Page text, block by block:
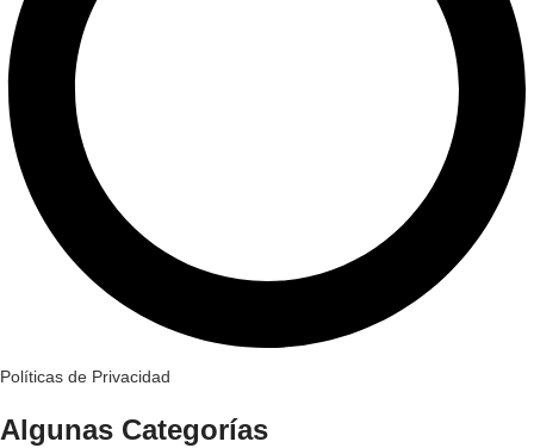
Políticas de Privacidad
Algunas Categorías